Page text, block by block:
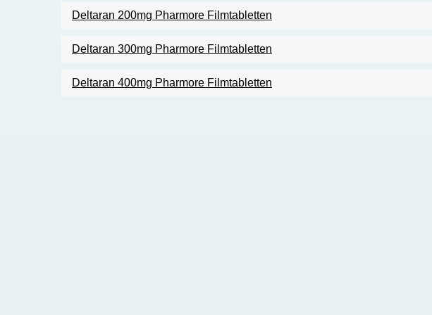
Deltaran 200mg Pharmore Filmtabletten
Deltaran 300mg Pharmore Filmtabletten
Deltaran 400mg Pharmore Filmtabletten